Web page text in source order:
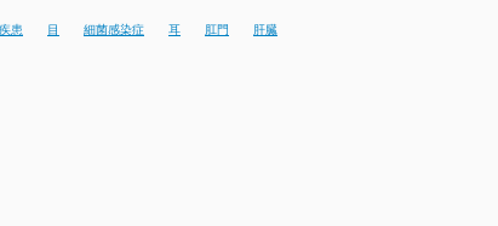
患 目 細菌感染症 耳 肛門 肝臓